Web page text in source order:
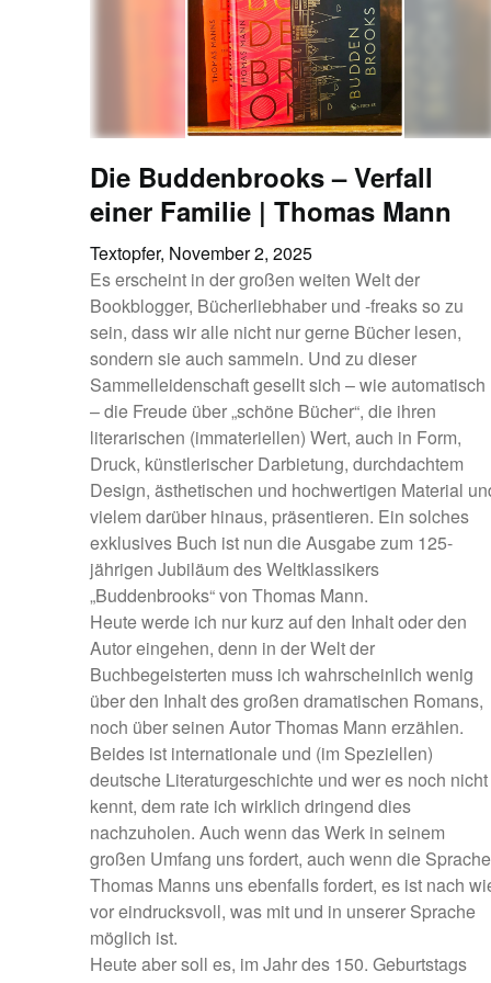
Die Buddenbrooks – Verfall
einer Familie | Thomas Mann
Textopfer, November 2, 2025
Es erscheint in der großen weiten Welt der
Bookblogger, Bücherliebhaber und -freaks so zu
sein, dass wir alle nicht nur gerne Bücher lesen,
sondern sie auch sammeln. Und zu dieser
Sammelleidenschaft gesellt sich – wie automatisch
– die Freude über „schöne Bücher“, die ihren
literarischen (immateriellen) Wert, auch in Form,
Druck, künstlerischer Darbietung, durchdachtem
Design, ästhetischen und hochwertigen Material
vielem darüber hinaus, präsentieren. Ein solches
exklusives Buch ist nun die Ausgabe zum 125-
jährigen Jubiläum des Weltklassikers
„Buddenbrooks“ von Thomas Mann.
Heute werde ich nur kurz auf den Inhalt oder den
Autor eingehen, denn in der Welt der
Buchbegeisterten muss ich wahrscheinlich wenig
über den Inhalt des großen dramatischen Romans,
noch über seinen Autor Thomas Mann erzählen.
Beides ist internationale und (im Speziellen)
deutsche Literaturgeschichte und wer es noch nicht
kennt, dem rate ich wirklich dringend dies
nachzuholen. Auch wenn das Werk in seinem
großen Umfang uns fordert, auch wenn die Sprache
Thomas Manns uns ebenfalls fordert, es ist nach
vor eindrucksvoll, was mit und in unserer Sprache
möglich ist.
Heute aber soll es, im Jahr des 150. Geburtstags